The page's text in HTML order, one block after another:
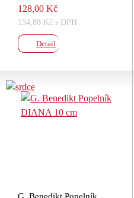
128,00 Kč
154,88 Kč s DPH
Detail